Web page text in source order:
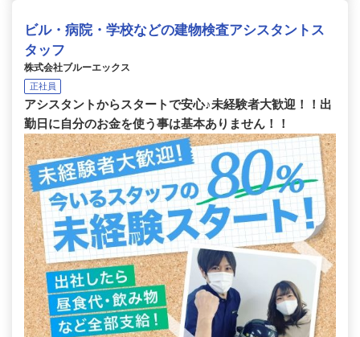
ビル・病院・学校などの建物検査アシスタントス
タッフ
株式会社ブルーエックス
正社員
アシスタントからスタートで安心♪未経験者大歓迎！！出
勤日に自分のお金を使う事は基本ありません！！